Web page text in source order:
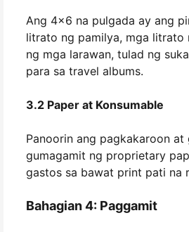
Ang 4x6 na pulgada ay ang
litrato ng pamilya, mga litrato
ng mga larawan, tulad ng
para sa travel albums.
3.2 Paper at Konsumable
Panoorin ang pagkakaroon
gumagamit ng proprietary
gastos sa bawat print pati na
Bahagian 4: Paggamit